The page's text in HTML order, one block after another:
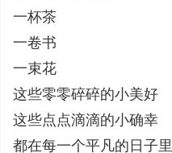
一杯茶
一卷书
一束花
这些零零碎碎的小美好
这些点点滴滴的小确幸
都在每一个平凡的日子里